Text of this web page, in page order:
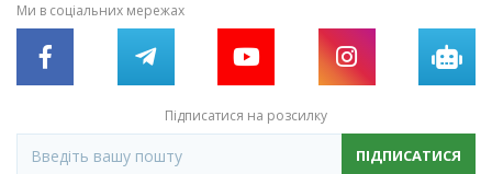
Ми в соціальних мережах
Підписатися на розсилку
ПІДПИСАТИСЯ